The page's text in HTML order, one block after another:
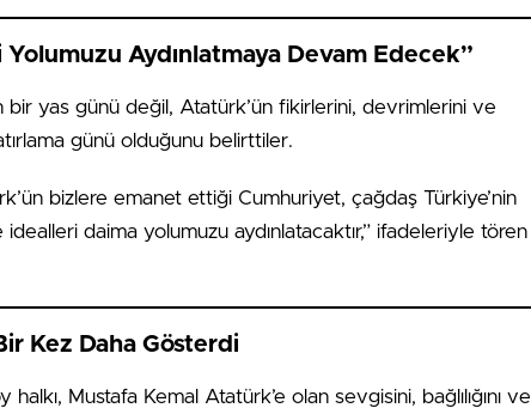
Aydınlatmaya Devam Edecek”
bir yas günü değil, Atatürk’ün fikirlerini, devrimlerini ve
günü olduğunu belirttiler.
bizlere emanet ettiği Cumhuriyet, çağdaş Türkiye’nin
daima yolumuzu aydınlatacaktır,” ifadeleriyle tören
Kez Daha Gösterdi
Mustafa Kemal Atatürk’e olan sevgisini, bağlılığını ve